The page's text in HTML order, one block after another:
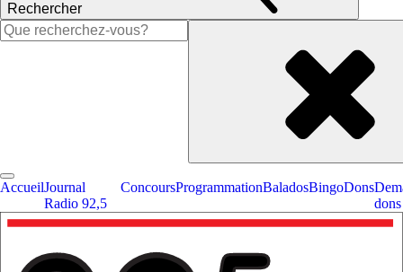
Rechercher
Rechercher :
AccueilJournal
Radio 92,5
ConcoursProgrammationBaladosBingoDons
dons